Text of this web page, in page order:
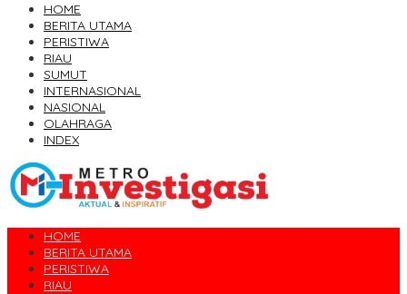
HOME
BERITA UTAMA
PERISTIWA
RIAU
SUMUT
INTERNASIONAL
NASIONAL
OLAHRAGA
INDEX
HOME
BERITA UTAMA
PERISTIWA
RIAU